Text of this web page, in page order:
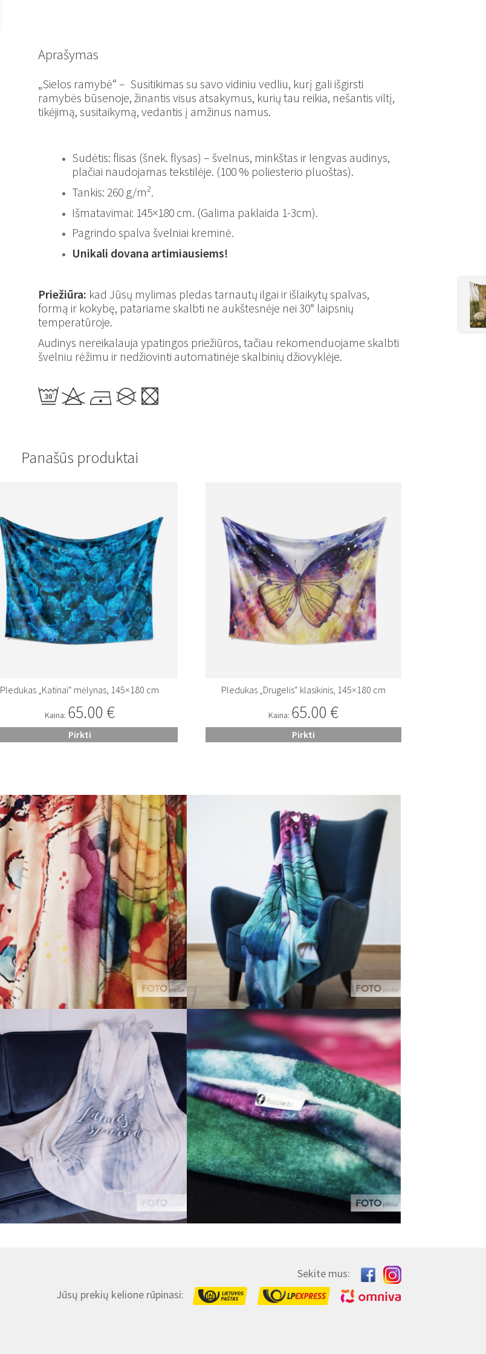
Aprašymas
„Sielos ramybė“ – Susitikimas su savo vidiniu vedliu, kurį gali išgirsti
ramybės būsenoje, žinantis visus atsakymus, kurių tau reikia, nešantis viltį,
tikėjimą, susitaikymą, vedantis į amžinus namus.
Sudėtis: flisas (šnek. flysas) – švelnus, minkštas ir lengvas audinys,
plačiai naudojamas tekstilėje. (100 % poliesterio pluoštas).
Tankis: 260 g/m2.
Išmatavimai: 145×180 cm. (Galima paklaida 1-3cm).
Pagrindo spalva švelniai kreminė.
Unikali dovana artimiausiems!
Priežiūra: kad Jūsų mylimas pledas tarnautų ilgai ir išlaikytų spalvas,
formą ir kokybę, patariame skalbti ne aukštesnėje nei 30° laipsnių
temperatūroje.
Audinys nereikalauja ypatingos priežiūros, tačiau rekomenduojame skalbti
švelniu rėžimu ir nedžiovinti automatinėje skalbinių džiovyklėje.
Panašūs produktai
Pledukas „Katinai“ mėlynas, 145×180 cm
Kaina: 65.00 €
Pirkti
Pledukas „Drugelis“ klasikinis, 145×180 cm
Kaina: 65.00 €
Pirkti
Sekite mus:
Jūsų prekių kelione rūpinasi: